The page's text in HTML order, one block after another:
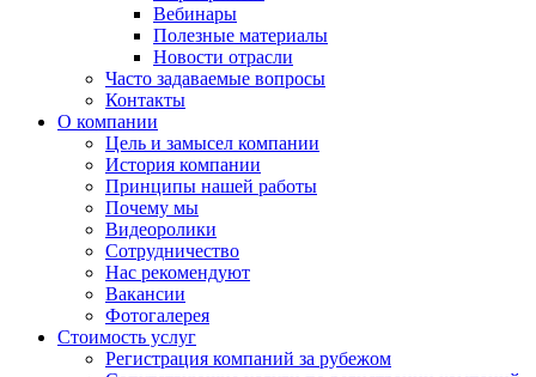
Вебинары
Полезные материалы
Новости отрасли
Часто задаваемые вопросы
Контакты
О компании
Цель и замысел компании
История компании
Принципы нашей работы
Почему мы
Видеоролики
Сотрудничество
Нас рекомендуют
Вакансии
Фотогалерея
Стоимость услуг
Регистрация компаний за рубежом